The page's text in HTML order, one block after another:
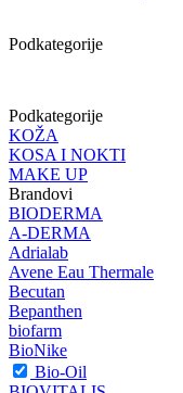
Podkategorije
Podkategorije
KOŽA
KOSA I NOKTI
MAKE UP
Brandovi
BIODERMA
A-DERMA
Adrialab
Avene Eau Thermale
Becutan
Bepanthen
biofarm
BioNike
Bio-Oil